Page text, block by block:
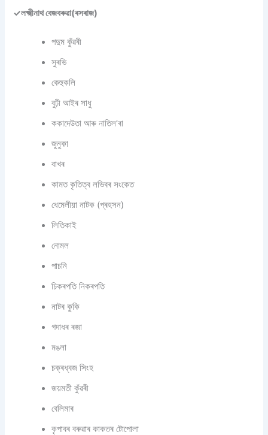
✓লক্ষ্মীনাথ বেজবৰুৱা(ৰসৰাজ)
পদুম কুঁৱৰী
সুৰভি
কেহুকলি
বুঢ়ী আইৰ সাধু
ককাদেউতা আৰু নাতিল’ৰা
জুনুকা
বাখৰ
কামত কৃতিত্ব লভিবৰ সংকেত
ধেমেলীয়া নাটক (প্ৰহসন)
লিতিকাই
নোমল
পাচনি
চিকৰপতি নিকৰপতি
নাটৰ কুকি
গদাধৰ ৰজা
মঙলা
চক্ৰধ্বজ সিংহ
জয়মতী কুঁৱৰী
বেলিমাৰ
কৃপাবৰ বৰুৱাৰ কাকতৰ টোপোলা